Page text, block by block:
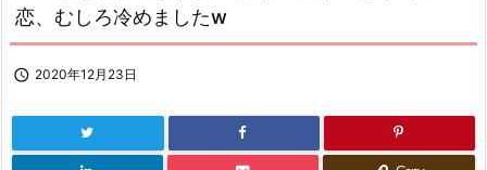
検索
恋、むしろ冷めましたw
 2020年12月23日